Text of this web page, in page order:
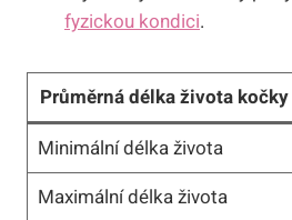
fyzickou kondici.
Průměrná délka života
Minimální délka života
Maximální délka života